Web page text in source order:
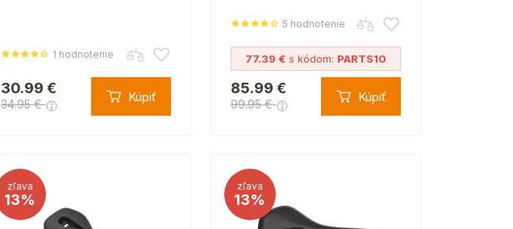
1 hodnotenie
30.99 €
34.95 € Kúpiť
5 hodnotenie
77.39 €s kódom: PARTS10
85.99 €
99.95 € Kúpiť
zľava
13%
zľava
13%